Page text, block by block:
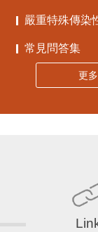
嚴重特殊傳染
常見問答集
更多